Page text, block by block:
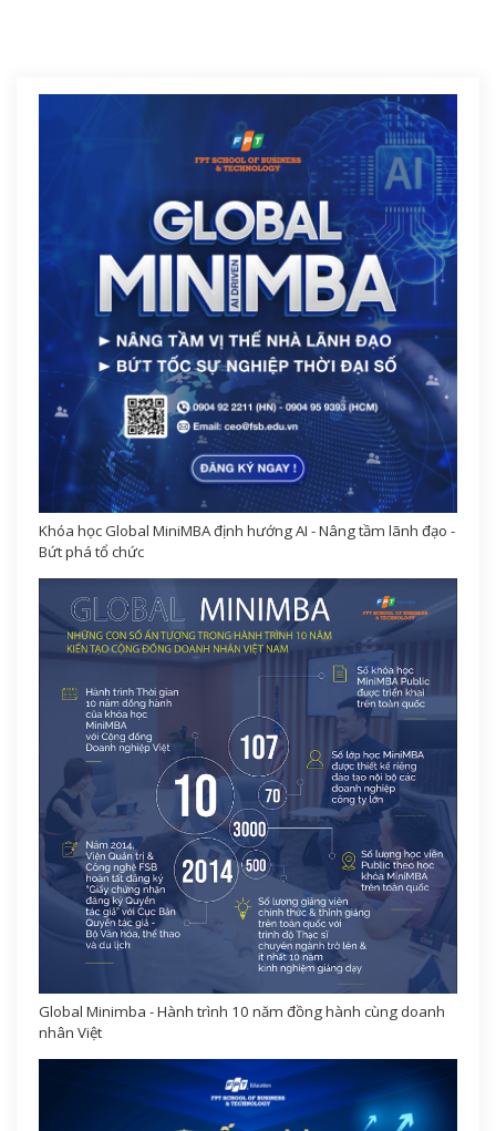
Khóa học Global MiniMBA định hướng AI - Nâng tầm lãnh đạo -
Bứt phá tổ chức
Global Minimba - Hành trình 10 năm đồng hành cùng doanh
nhân Việt